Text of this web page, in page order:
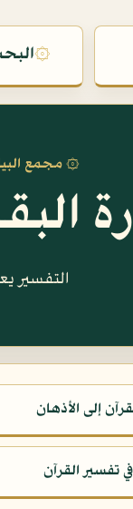
۞
۞ مجمع
التفسير
إلى الأذهان
تفسير القرآن